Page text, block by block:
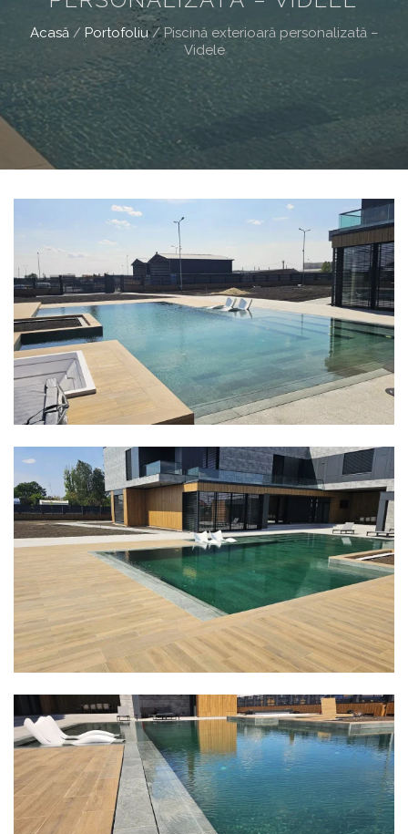
Acasă/ Portofoliu/Piscină exterioară personalizată –
Videle